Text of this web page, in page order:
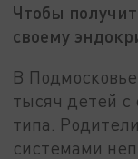
Чтобы
своему
В
тысяч детей с
типа.
системами